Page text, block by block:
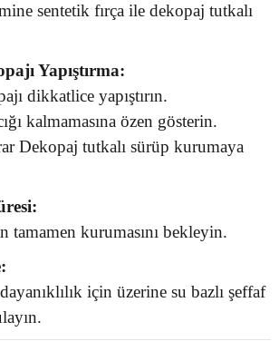
sentetik fırça ile dekopaj tutkalı
Yapıştırma:
dikkatlice yapıştırın.
kalmamasına özen gösterin.
Dekopaj tutkalı sürüp kurumaya
tamamen kurumasını bekleyin.
için üzerine su bazlı şeffaf